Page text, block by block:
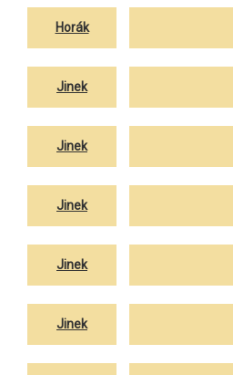
Horák
Jinek
Jinek
Jinek
Jinek
Jinek